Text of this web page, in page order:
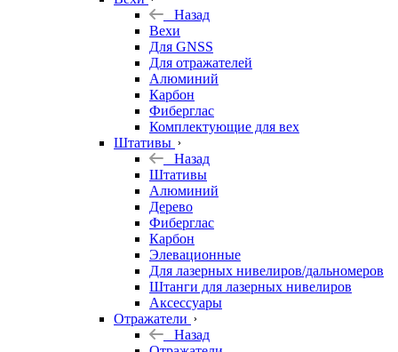
Назад
Вехи
Для GNSS
Для отражателей
Алюминий
Карбон
Фиберглас
Комплектующие для вех
Штативы
Назад
Штативы
Алюминий
Дерево
Фиберглас
Карбон
Элевационные
Для лазерных нивелиров/дальномеров
Штанги для лазерных нивелиров
Аксессуары
Отражатели
Назад